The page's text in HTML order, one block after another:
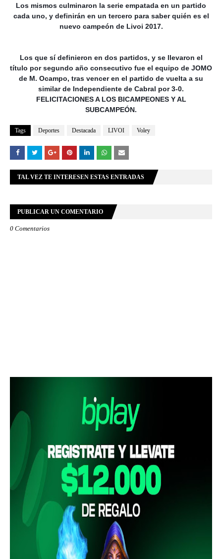
Los mismos culminaron la serie empatada en un partido
cada uno, y definirán en un tercero para saber quién es el
nuevo campeón de Livoi 2017.
Los que sí definieron en dos partidos, y se llevaron el
título por segundo año consecutivo fue el equipo de JOMO
de M. Ocampo, tras vencer en el partido de vuelta a su
similar de Independiente de Cabral por 3-0.
FELICITACIONES A LOS BICAMPEONES Y AL
SUBCAMPEÓN.
Tags Deportes Destacada LIVOI Voley
TAL VEZ TE INTERESEN ESTAS ENTRADAS
PUBLICAR UN COMENTARIO
0 Comentarios